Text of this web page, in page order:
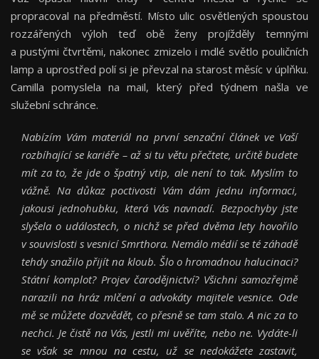
propracoval na předměstí. Místo ulic osvětlených spoustou
rozzářených výloh teď obě ženy projížděly temnými
a pustými čtvrtěmi, nakonec zmizelo i mdlé světlo pouličních
lamp a uprostřed polí si je převzal na starost měsíc v úplňku.
Camilla pomyslela na mail, který před týdnem našla ve
služební schránce.
Nabízím Vám materiál na první senzační článek ve Vaší
rozbíhající se kariéře – až si tu větu přečtete, určitě budete
mít za to, že jde o špatný vtip, ale není to tak. Myslím to
vážně. Na důkaz poctivosti Vám dám jednu informaci,
jakousi jednohubku, která Vás navnadí. Bezpochyby jste
slyšela o událostech, o nichž se před dvěma lety hovořilo
v souvislosti s vesnicí Smrthora. Nemálo médií se té záhadě
tehdy snažilo přijít na kloub. Šlo o hromadnou halucinaci?
Státní komplot? Projev čarodějnictví? Všichni samozřejmě
narazili na hráz mlčení a advokáty majitele vesnice. Ode
mě se můžete dozvědět, co přesně se tam stalo. A nic za to
nechci. Je čistě na Vás, jestli mi uvěříte, nebo ne. Vydáte-li
se však se mnou na cestu, už se nedokážete zastavit,